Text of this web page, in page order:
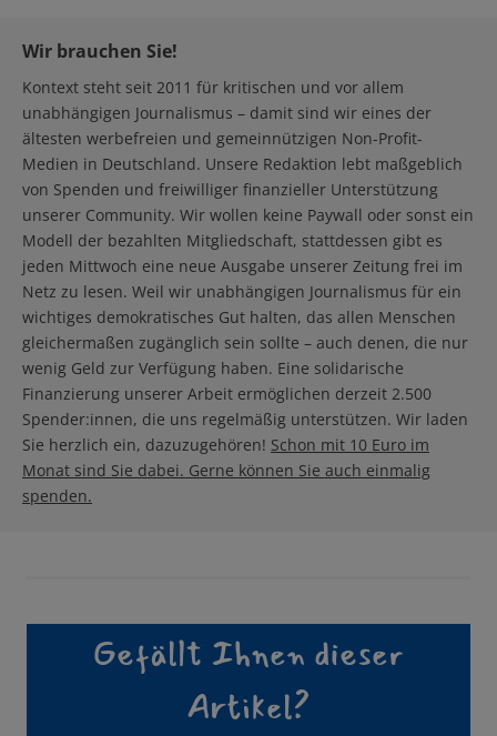
Wir brauchen Sie!
Kontext steht seit 2011 für kritischen und vor allem
unabhängigen Journalismus – damit sind wir eines der
ältesten werbefreien und gemeinnützigen Non-Profit-
Medien in Deutschland. Unsere Redaktion lebt maßgeblich
von Spenden und freiwilliger finanzieller Unterstützung
unserer Community. Wir wollen keine Paywall oder sonst ein
Modell der bezahlten Mitgliedschaft, stattdessen gibt es
jeden Mittwoch eine neue Ausgabe unserer Zeitung frei im
Netz zu lesen. Weil wir unabhängigen Journalismus für ein
wichtiges demokratisches Gut halten, das allen Menschen
gleichermaßen zugänglich sein sollte – auch denen, die nur
wenig Geld zur Verfügung haben. Eine solidarische
Finanzierung unserer Arbeit ermöglichen derzeit 2.500
Spender:innen, die uns regelmäßig unterstützen. Wir laden
Sie herzlich ein, dazuzugehören! Schon mit 10 Euro im
Monat sind Sie dabei. Gerne können Sie auch einmalig
spenden.
Gefällt Ihnen dieser
Artikel?